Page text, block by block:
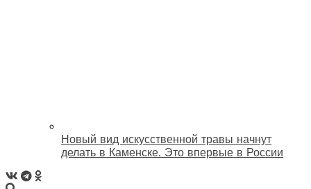
Новый вид искусственной травы начнут
делать в Каменске. Это впервые в России